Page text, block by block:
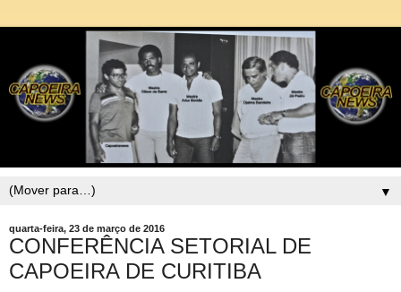
▼
quarta-feira, 23 de março de 2016
CONFERÊNCIA SETORIAL DE
CAPOEIRA DE CURITIBA